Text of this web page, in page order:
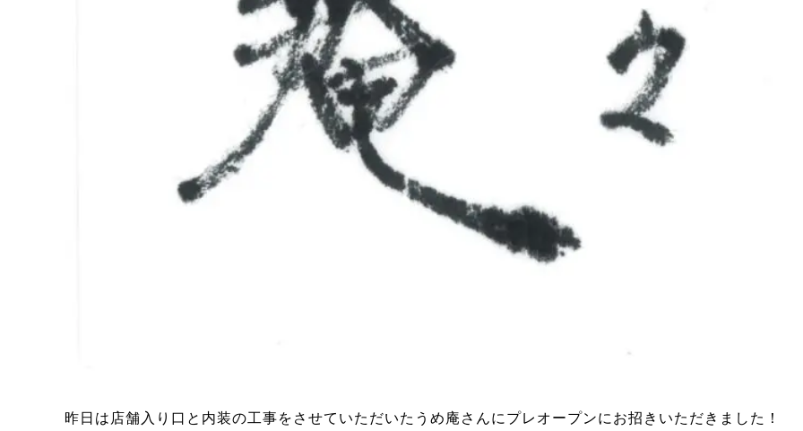
昨日は店舗入り口と内装の工事をさせていただいたうめ庵さんにプレオープンにお招きいただきました！